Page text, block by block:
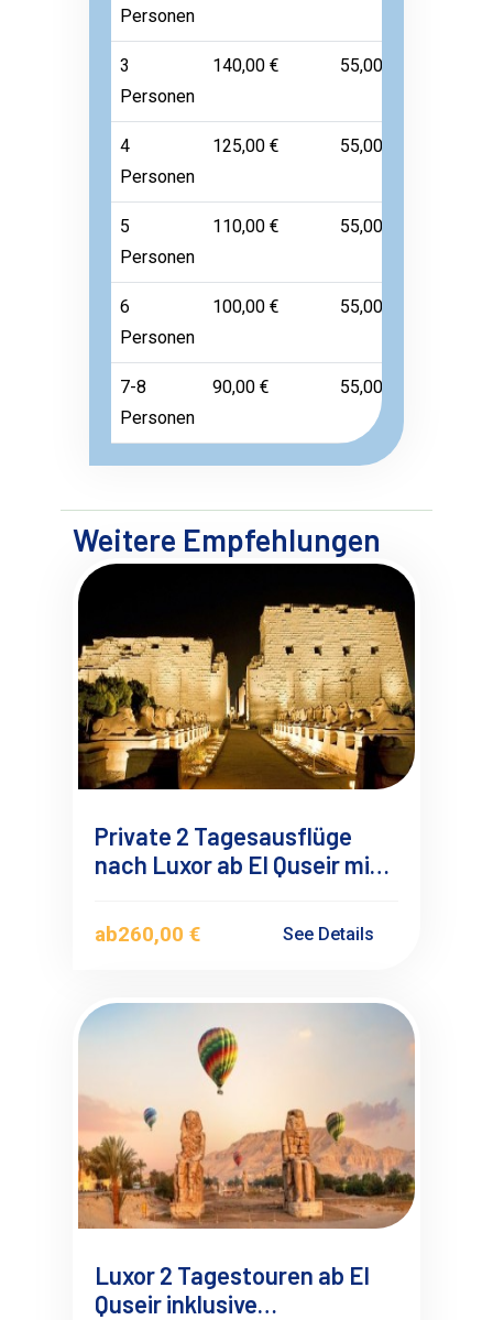
Personen
3
Personen
140,00 € 55,00 €
4
Personen
125,00 € 55,00 €
5
Personen
110,00 € 55,00 €
6
Personen
100,00 € 55,00 €
7-8
Personen
90,00 € 55,00 €
Weitere Empfehlungen
Private 2 Tagesausflüge
nach Luxor ab El Quseir mit
Reiseführer
ab260,00 € See Details
Luxor 2 Tagestouren ab El
Quseir inklusive